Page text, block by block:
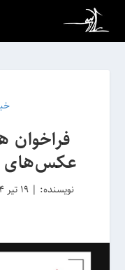
فراخوان
عکس‌های
نویسنده: | 19 تیر 1404